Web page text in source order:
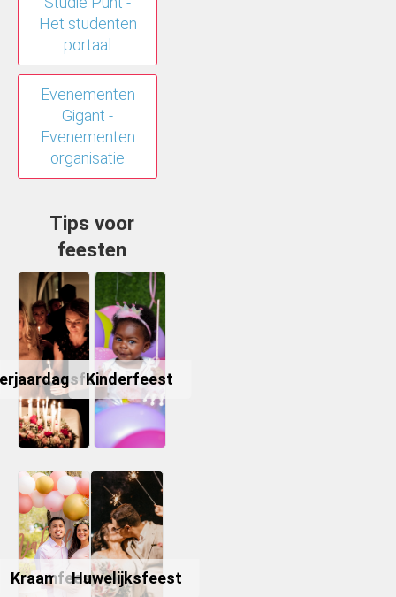
Het studenten
portaal
Evenementen
Gigant -
Evenementen
organisatie
Tips voor
feesten
Kinderfeest
KraamfeestHuwelijksfeest